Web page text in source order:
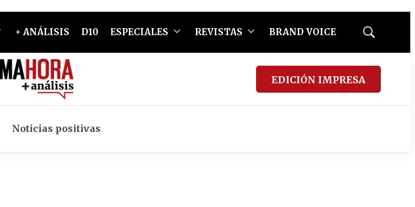
+ ANÁLISIS D10 ESPECIALES REVISTAS BRAND VOICE
Mostrar
EDICIÓN IMPRESA
Noticias positivas